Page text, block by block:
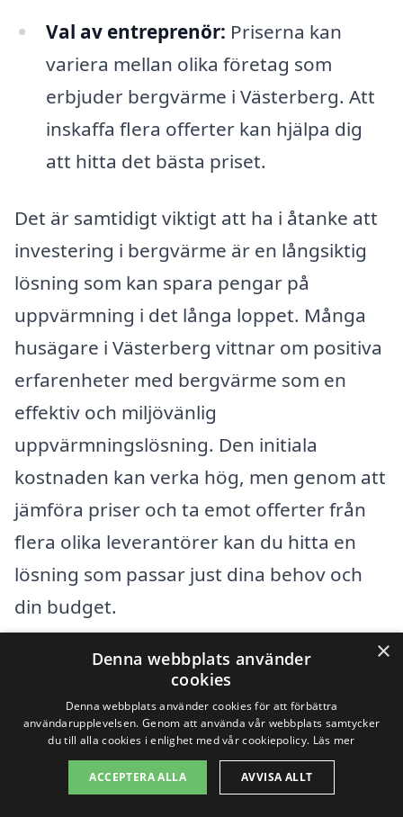
Val av entreprenör: Priserna kan
variera mellan olika företag som
erbjuder bergvärme i Västerberg. Att
inskaffa flera offerter kan hjälpa dig
att hitta det bästa priset.
Det är samtidigt viktigt att ha i åtanke att
investering i bergvärme är en långsiktig
lösning som kan spara pengar på
uppvärmning i det långa loppet. Många
husägare i Västerberg vittnar om positiva
erfarenheter med bergvärme som en
effektiv och miljövänlig
uppvärmningslösning. Den initiala
kostnaden kan verka hög, men genom att
jämföra priser och ta emot offerter från
flera olika leverantörer kan du hitta en
lösning som passar just dina behov och
din budget.
Genom att använda vår plattform kan du
enkelt jämföra priser och tjänster från
olika företag som är specialiserade på
bergvärme i Västerberg. Detta ger dig
möjlighet att fatta ett välgrundat beslut
×
Denna webbplats använder
cookies
Denna webbplats använder cookies för att förbättra
användarupplevelsen. Genom att använda vår webbplats samtycker
du till alla cookies i enlighet med vår cookiepolicy. Läs mer
ACCEPTERA ALLA AVVISA ALLT